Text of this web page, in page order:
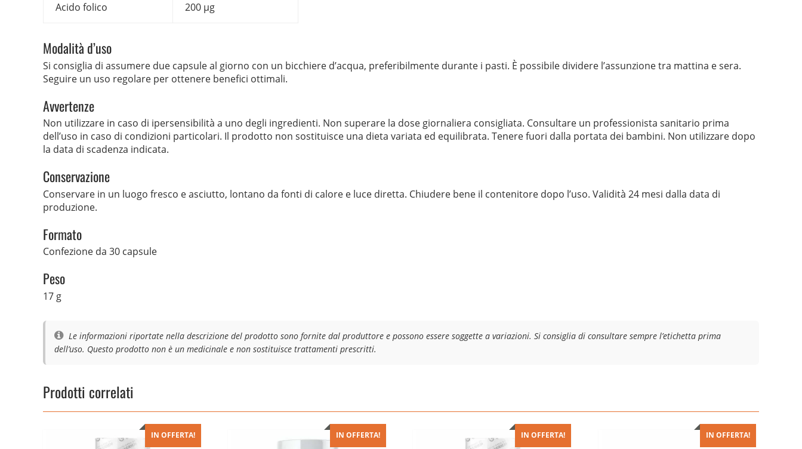
Acido folico 200 µg
Modalità d’uso
Si consiglia di assumere due capsule al giorno con un bicchiere d’acqua, preferibilmente durante i pasti. È possibile dividere l’assunzione tra mattina e sera.
Seguire un uso regolare per ottenere benefici ottimali.
Avvertenze
Non utilizzare in caso di ipersensibilità a uno degli ingredienti. Non superare la dose giornaliera consigliata. Consultare un professionista sanitario prima
dell’uso in caso di condizioni particolari. Il prodotto non sostituisce una dieta variata ed equilibrata. Tenere fuori dalla portata dei bambini. Non utilizzare dopo
la data di scadenza indicata.
Conservazione
Conservare in un luogo fresco e asciutto, lontano da fonti di calore e luce diretta. Chiudere bene il contenitore dopo l’uso. Validità 24 mesi dalla data di
produzione.
Formato
Confezione da 30 capsule
Peso
17 g
Le informazioni riportate nella descrizione del prodotto sono fornite dal produttore e possono essere soggette a variazioni. Si consiglia di consultare sempre l’etichetta prima
dell’uso. Questo prodotto non è un medicinale e non sostituisce trattamenti prescritti.
Prodotti correlati
IN OFFERTA! IN OFFERTA! IN OFFERTA! IN OFFERTA!